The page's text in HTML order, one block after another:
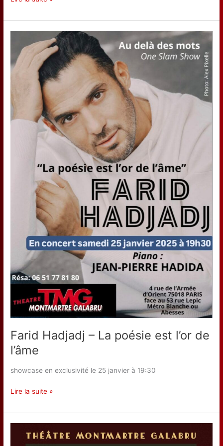
Farid Hadjadj – La poésie est l’or de
l’âme
showcase en exclusivité le 25 janvier à 19:30
Farid
–
La
poésie
Lire la suite »